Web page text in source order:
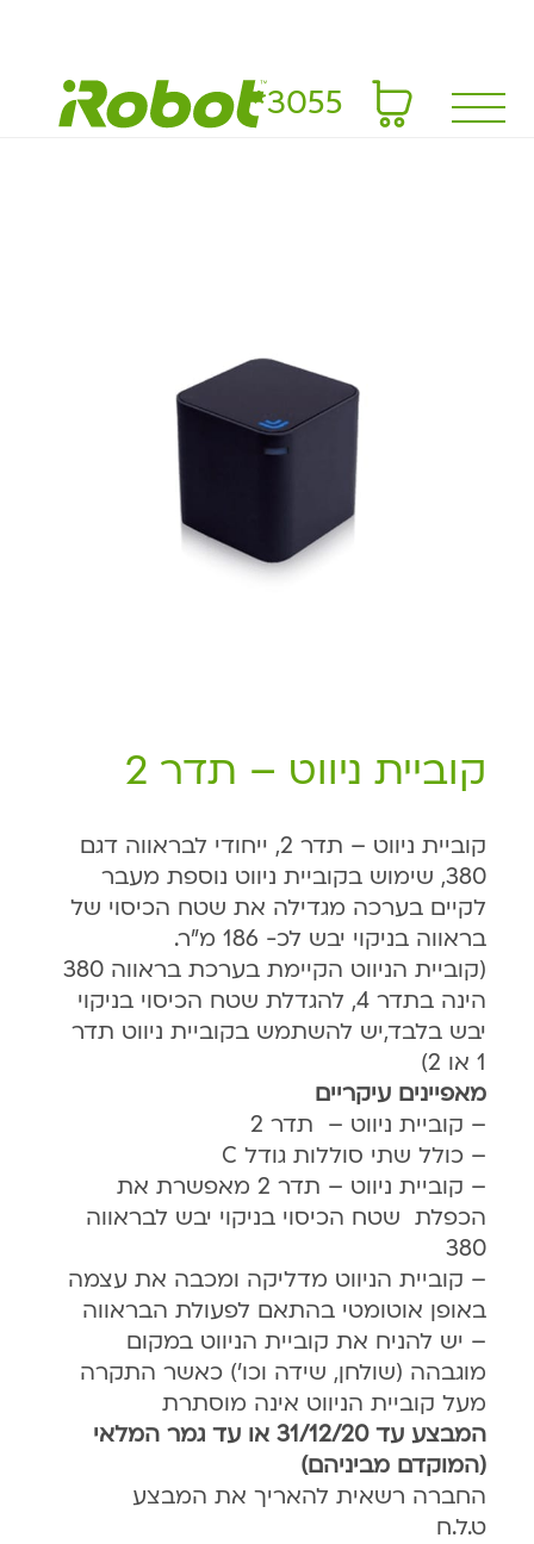
*3055
קוביית ניווט – תדר 2
קוביית ניווט – תדר 2, ייחודי לבראווה דגם
380, שימוש בקוביית ניווט נוספת מעבר
לקיים בערכה מגדילה את שטח הכיסוי של
בראווה בניקוי יבש לכ- 186 מ"ר.
(קוביית הניווט הקיימת בערכת בראווה 380
הינה בתדר 4, להגדלת שטח הכיסוי בניקוי
יבש בלבד,יש להשתמש בקוביית ניווט תדר
1 או 2)
מאפיינים עיקריים
– קוביית ניווט – תדר 2
– כולל שתי סוללות גודל C
– קוביית ניווט – תדר 2 מאפשרת את
הכפלת שטח הכיסוי בניקוי יבש לבראווה
380
– קוביית הניווט מדליקה ומכבה את עצמה
באופן אוטומטי בהתאם לפעולת הבראווה
– יש להניח את קוביית הניווט במקום
מוגבהה (שולחן, שידה וכו') כאשר התקרה
מעל קוביית הניווט אינה מוסתרת
המבצע עד 31/12/20 או עד גמר המלאי
(המוקדם מביניהם)
החברה רשאית להאריך את המבצע
ט.ל.ח